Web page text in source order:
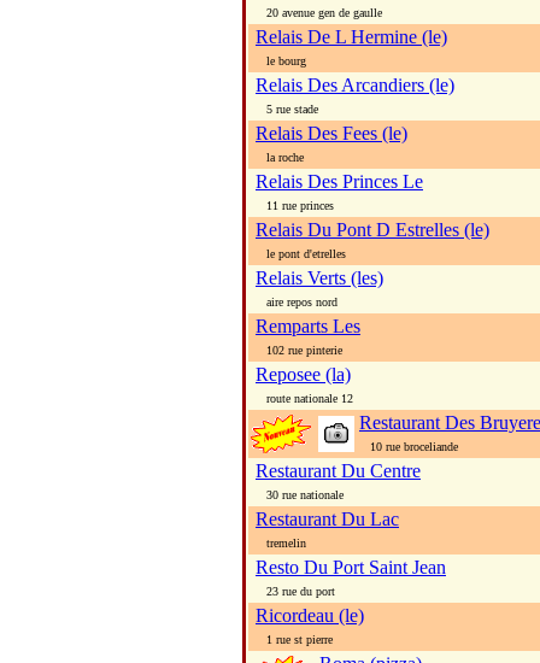
20 avenue gen de gaulle
Relais De L Hermine (le)
le bourg
Relais Des Arcandiers (le)
5 rue stade
Relais Des Fees (le)
la roche
Relais Des Princes Le
11 rue princes
Relais Du Pont D Estrelles (le)
le pont d'etrelles
Relais Verts (les)
aire repos nord
Remparts Les
102 rue pinterie
Reposee (la)
route nationale 12
Restaurant Des
10 rue broceliande
Restaurant Du Centre
30 rue nationale
Restaurant Du Lac
tremelin
Resto Du Port Saint Jean
23 rue du port
Ricordeau (le)
1 rue st pierre